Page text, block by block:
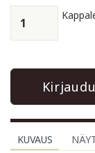
KUVAUS